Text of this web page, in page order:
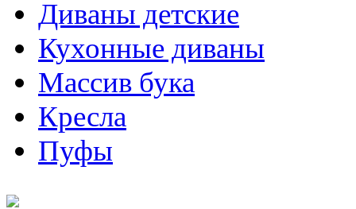
Диваны детские
Кухонные диваны
Массив бука
Кресла
Пуфы